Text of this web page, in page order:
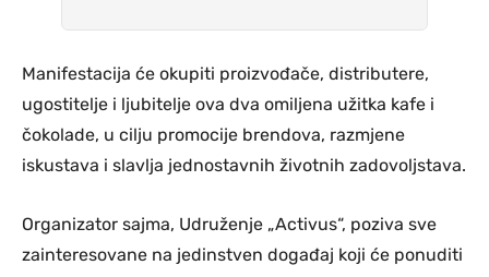
Manifestacija će okupiti proizvođače, distributere,
ugostitelje i ljubitelje ova dva omiljena užitka kafe i
čokolade, u cilju promocije brendova, razmjene
iskustava i slavlja jednostavnih životnih zadovoljstava.
Organizator sajma, Udruženje „Activus“, poziva sve
zainteresovane na jedinstven događaj koji će ponuditi